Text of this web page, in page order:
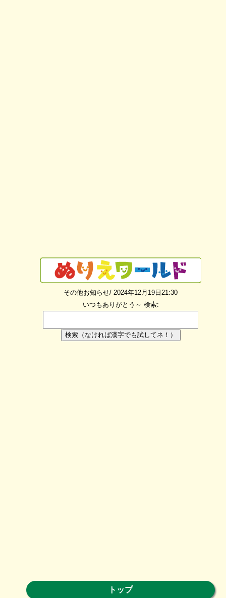
その他お知らせ/ 2024年12月19日21:30
いつもありがとう～ 検索:
検索（なければ漢字でも試してネ！）
トップ